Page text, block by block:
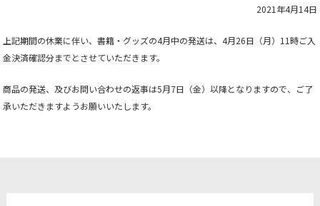
2021年4月14日
上記期間の休業に伴い、書籍・グッズの4月中の発送は、4月26日（月）11時ご入
金決済確認分までとさせていただきます。
商品の発送、及びお問い合わせの返事は5月7日（金）以降となりますので、ご了
承いただきますようお願いいたします。